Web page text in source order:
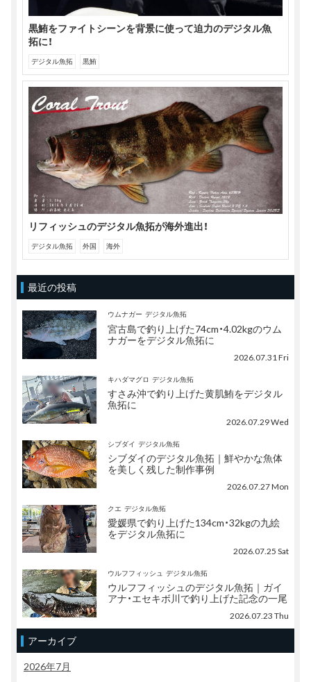
黒鮪をファイトシーンを背景に使って迫力のデジタル魚
拓に！
デジタル魚拓 黒鮪
リフィッシュのデジタル魚拓が海外進出！
デジタル魚拓 外国 海外
最近の投稿
ウムナガー デジタル魚拓
宮古島で釣り上げた74cm・4.02kgのウム
ナガーをデジタル魚拓に
2026.07.31 Fri
キハダマグロ デジタル魚拓
すさみ沖で釣り上げた黄肌鮪をデジタル
魚拓に
2026.07.29 Wed
シブダイ デジタル魚拓
シブダイのデジタル魚拓｜鮮やかな魚体
を美しく残した制作事例
2026.07.27 Mon
クエ デジタル魚拓
愛媛県で釣り上げた134cm・32kgの九絵
をデジタル魚拓に
2026.07.25 Sat
ウルフフィッシュ デジタル魚拓
ウルフフィッシュのデジタル魚拓｜ガイ
アナ・エセキボ川で釣り上げた記念の一尾
2026.07.23 Thu
アーカイブ
2026年7月